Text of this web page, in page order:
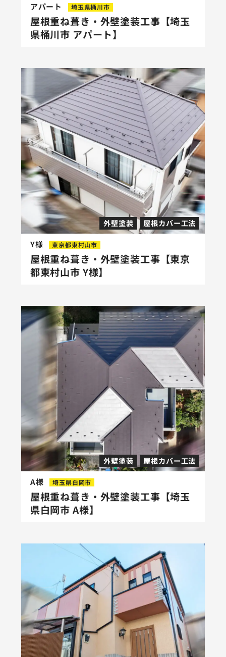
アパート 埼玉県桶川市
屋根重ね葺き・外壁塗装工事【埼玉
県桶川市 アパート】
外壁塗装 屋根カバー工法
Y様 東京都東村山市
屋根重ね葺き・外壁塗装工事【東京
都東村山市 Y様】
外壁塗装 屋根カバー工法
A様 埼玉県白岡市
屋根重ね葺き・外壁塗装工事【埼玉
県白岡市 A様】